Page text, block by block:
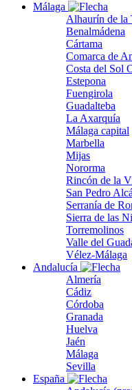
Málaga
Alhaurín de la
Benalmádena
Cártama
Comarca de
Costa del Sol
Estepona
Fuengirola
Guadalteba
La Axarquía
Málaga capital
Marbella
Mijas
Nororma
Rincón de la
San Pedro
Serranía de
Sierra de las
Torremolinos
Valle del
Vélez-Málaga
Andalucía
Almería
Cádiz
Córdoba
Granada
Huelva
Jaén
Málaga
Sevilla
España